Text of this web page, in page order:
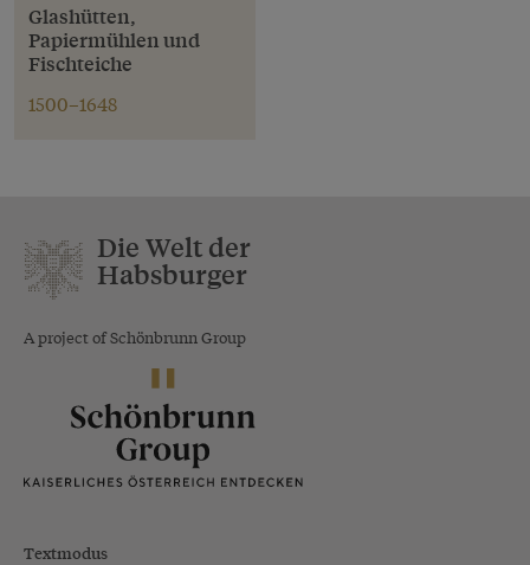
Glashütten,
Papiermühlen und
Fischteiche
1500–1648
Die Welt der
Habsburger
A project of Schönbrunn Group
Textmodus